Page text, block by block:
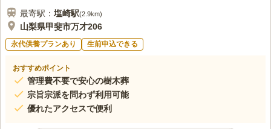
最寄駅： 塩崎駅(2.9km)
山梨県甲斐市万才206
永代供養プランあり 生前申込できる
おすすめポイント
管理費不要で安心の樹木葬
宗旨宗派を問わず利用可能
優れたアクセスで便利